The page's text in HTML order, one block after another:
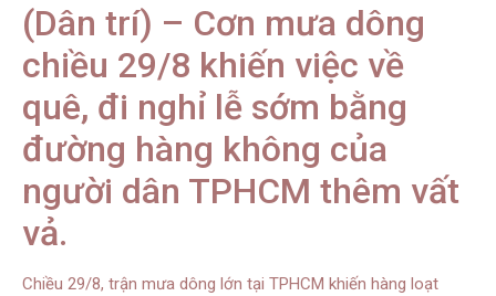
(Dân trí) – Cơn mưa dông
chiều 29/8 khiến việc về
quê, đi nghỉ lễ sớm bằng
đường hàng không của
người dân TPHCM thêm vất
vả.
Chiều 29/8, trận mưa dông lớn tại TPHCM khiến hàng loạt